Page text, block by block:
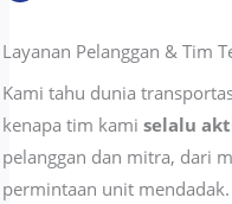
Layanan Pelanggan & Tim
Kami tahu dunia
kenapa tim kamiselalu
pelanggan dan mitra, dari
permintaan unit